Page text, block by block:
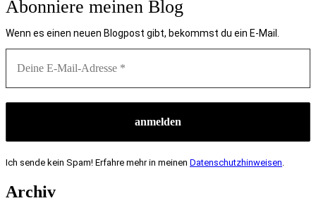
Abonniere meinen Blog
Wenn es einen neuen Blogpost gibt, bekommst du ein E-Mail.
Ich sende kein Spam! Erfahre mehr in meinen Datenschutzhinweisen
Archiv